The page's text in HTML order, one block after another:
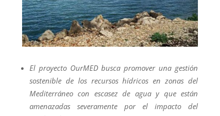
El proyecto OurMED busca promover una gestión
sostenible de los recursos hídricos en zonas del
Mediterráneo con escasez de agua y que están
amenazadas severamente por el impacto del